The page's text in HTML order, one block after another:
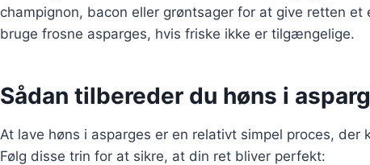
champignon, bacon eller grøntsager for at give retten
bruge frosne asparges, hvis friske ikke er tilgængelige.
Sådan tilbereder du høns i
At lave høns i asparges er en relativt simpel proces,
Følg disse trin for at sikre, at din ret bliver perfekt: